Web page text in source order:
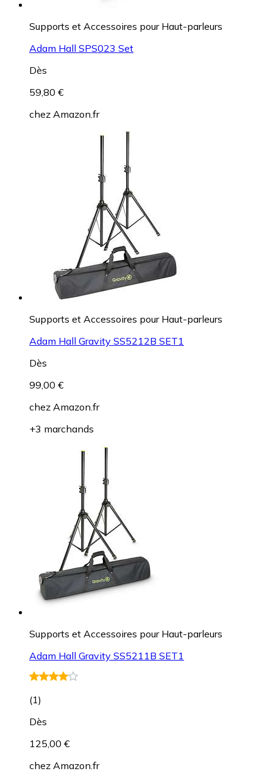
Supports et Accessoires pour Haut-parleurs
Adam Hall SPS023 Set
Dès
59,80 €
chez Amazon.fr
Supports et Accessoires pour Haut-parleurs
Adam Hall Gravity SS5212B SET1
Dès
99,00 €
chez Amazon.fr
+3 marchands
Supports et Accessoires pour Haut-parleurs
Adam Hall Gravity SS5211B SET1
(1)
Dès
125,00 €
chez Amazon.fr